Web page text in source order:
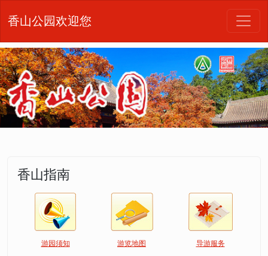
香山公园欢迎您
香山指南
游园须知 游览地图 导游服务